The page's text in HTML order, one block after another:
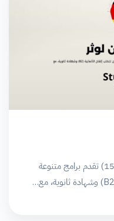
جامعة مارتين لوثر الألمانية (تأسست 1502) تقدم برامج متنوعة